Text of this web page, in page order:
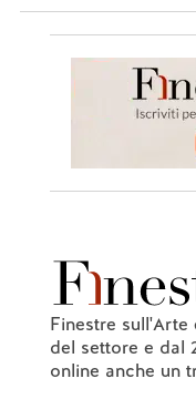
Finestre sull'Arte
del settore e dal
online anche un